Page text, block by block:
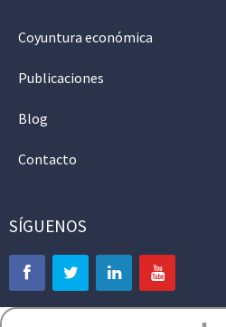
Coyuntura económica
Publicaciones
Blog
Contacto
SÍGUENOS